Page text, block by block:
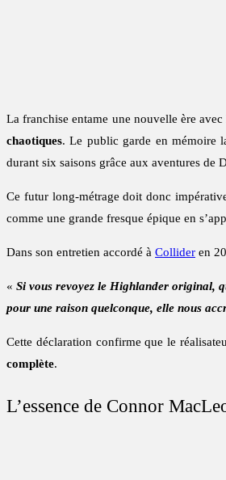
La franchise entame une nouvelle ère
chaotiques. Le public garde en mémoire
durant six saisons grâce aux aventures de
Ce futur long-métrage doit donc
comme une grande fresque épique en
Dans son entretien accordé à Collider en
«Si vous revoyez le Highlander original,
pour une raison quelconque, elle nous
Cette déclaration confirme que le
complète.
L’essence de Connor